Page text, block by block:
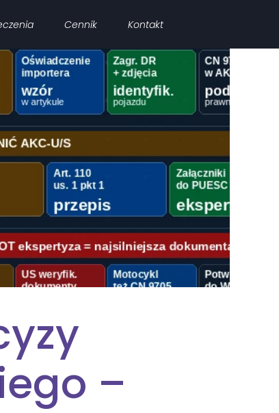
Cennik Kontakt
–